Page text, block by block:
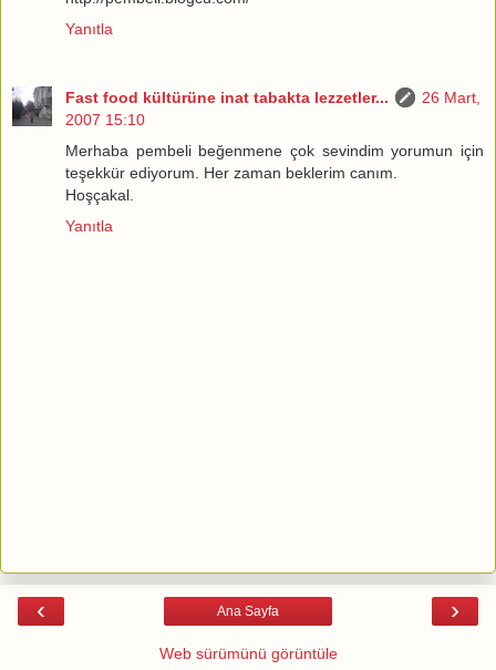
Yanıtla
Fast food kültürüne inat tabakta lezzetler...
26 Mart,
2007 15:10
Merhaba pembeli beğenmene çok sevindim yorumun için
teşekkür ediyorum. Her zaman beklerim canım.
Hoşçakal.
Yanıtla
‹ ›
Ana Sayfa
Web sürümünü görüntüle